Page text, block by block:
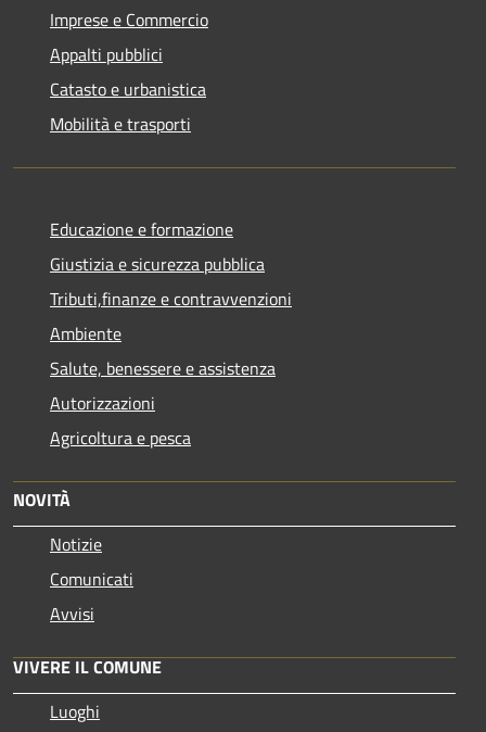
Imprese e Commercio
Appalti pubblici
Catasto e urbanistica
Mobilità e trasporti
Educazione e formazione
Giustizia e sicurezza pubblica
Tributi,finanze e contravvenzioni
Ambiente
Salute, benessere e assistenza
Autorizzazioni
Agricoltura e pesca
NOVITÀ
Notizie
Comunicati
Avvisi
VIVERE IL COMUNE
Luoghi